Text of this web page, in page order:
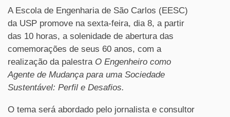
A Escola de Engenharia de São Carlos (EESC)
da USP promove na sexta-feira, dia 8, a partir
das 10 horas, a solenidade de abertura das
comemorações de seus 60 anos, com a
realização da palestra O Engenheiro como
Agente de Mudança para uma Sociedade
Sustentável: Perfil e Desafios.
O tema será abordado pelo jornalista e consultor